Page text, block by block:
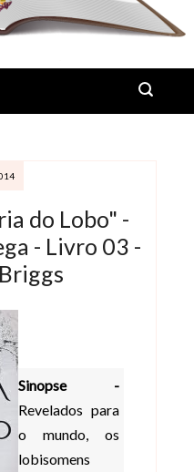
do Lobo" -
- Livro 03 -
Sinopse -
Revelados para
o mundo, os
lobisomens